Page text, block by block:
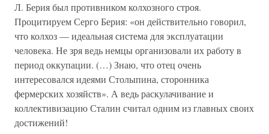
Л. Берия был противником колхозного строя.
Процитируем Серго Берия: «он действительно говорил,
что колхоз — идеальная система для эксплуатации
человека. Не зря ведь немцы организовали их работу в
период оккупации. (…) Знаю, что отец очень
интересовался идеями Столыпина, сторонника
фермерских хозяйств». А ведь раскулачивание и
коллективизацию Сталин считал одним из главных своих
достижений!